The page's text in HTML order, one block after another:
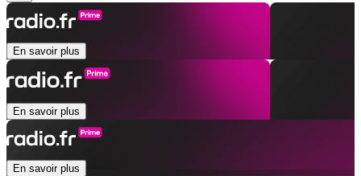
En savoir plus
En savoir plus
En savoir plus